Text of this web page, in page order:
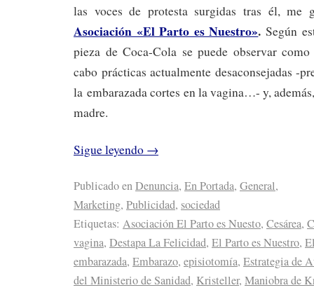
las voces de protesta surgidas tras él, me
Asociación «El Parto es Nuestro». Según
pieza de Coca-Cola se puede observar
cabo prácticas actualmente desaconsejadas -
la embarazada cortes en la vagina…- y,
madre.
Sigue leyendo →
Publicado enDenuncia, En Portada, General,
Marketing, Publicidad, sociedad
Etiquetas: Asociación El Parto es Nuesto, Cesárea,
vagina, Destapa La Felicidad, El Parto es Nuestro,
embarazada, Embarazo, episiotomía, Estrategia de
del Ministerio de Sanidad, Kristeller, Maniobra de